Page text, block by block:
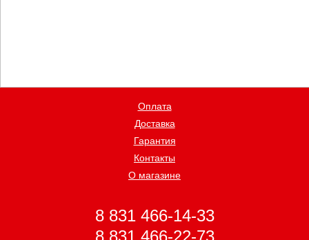
Оплата
Доставка
Гарантия
Контакты
О магазине
8 831 466-14-33
8 831 466-22-73